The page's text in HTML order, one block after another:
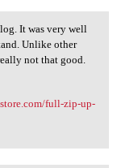
It was very well
Unlike other
not that good.
full-zip-up-